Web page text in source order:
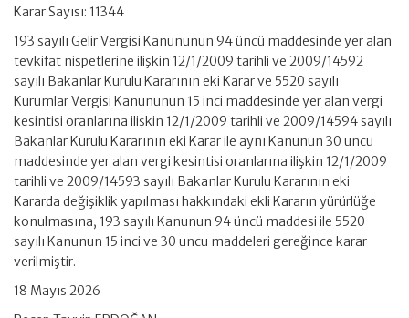
Karar Sayısı: 11344
193 sayılı Gelir Vergisi Kanununun 94 üncü maddesinde yer alan
tevkifat nispetlerine ilişkin 12/1/2009 tarihli ve 2009/14592
sayılı Bakanlar Kurulu Kararının eki Karar ve 5520 sayılı
Kurumlar Vergisi Kanununun 15 inci maddesinde yer alan vergi
kesintisi oranlarına ilişkin 12/1/2009 tarihli ve 2009/14594 sayılı
Bakanlar Kurulu Kararının eki Karar ile aynı Kanunun 30 uncu
maddesinde yer alan vergi kesintisi oranlarına ilişkin 12/1/2009
tarihli ve 2009/14593 sayılı Bakanlar Kurulu Kararının eki
Kararda değişiklik yapılması hakkındaki ekli Kararın yürürlüğe
konulmasına, 193 sayılı Kanunun 94 üncü maddesi ile 5520
sayılı Kanunun 15 inci ve 30 uncu maddeleri gereğince karar
verilmiştir.
18 Mayıs 2026